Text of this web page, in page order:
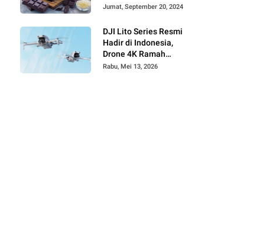
Keluarga
Jumat, September 20, 2024
DJI Lito Series Resmi
Hadir di Indonesia,
Drone 4K Ramah
Pemula dengan
Rabu, Mei 13, 2026